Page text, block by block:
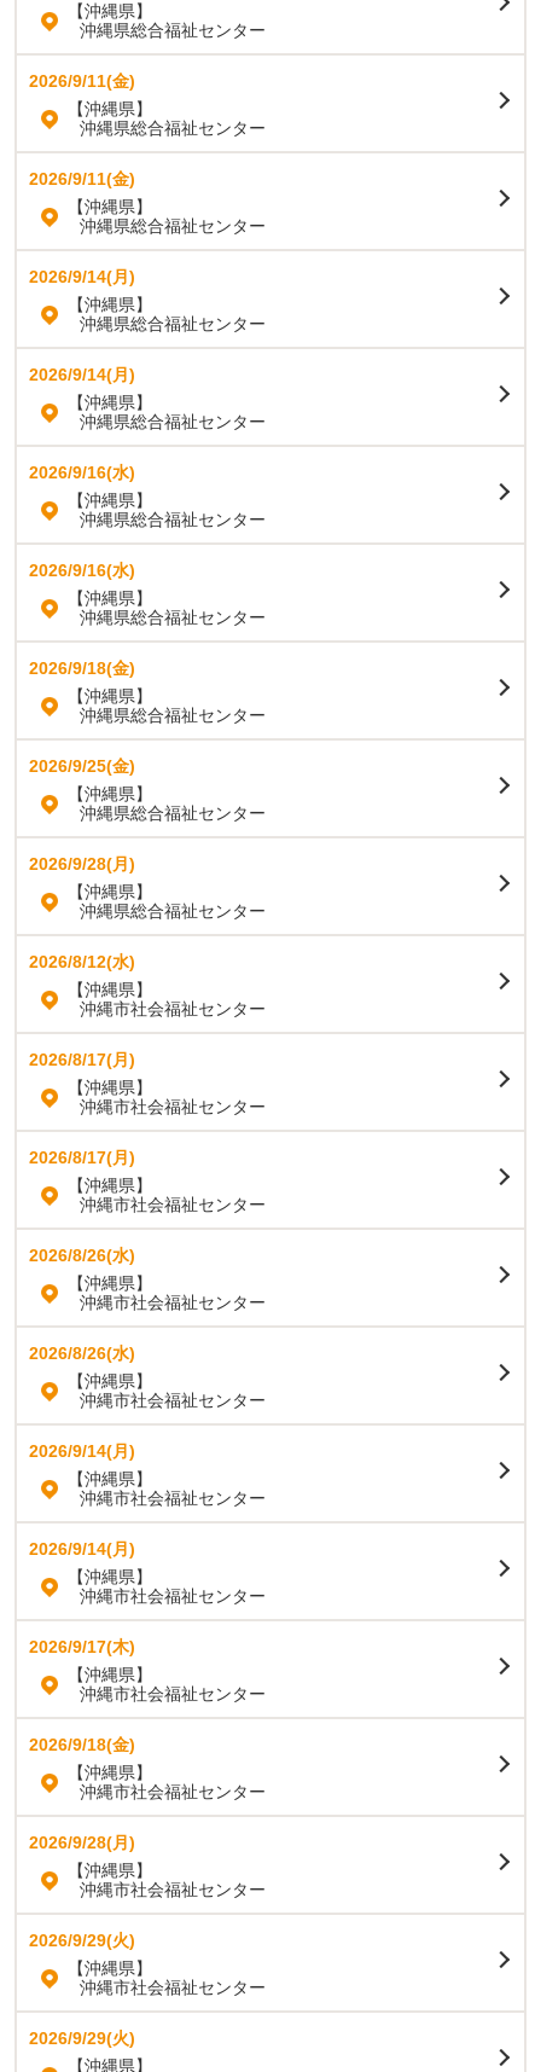
【沖縄県】
沖縄県総合福祉センター
2026/9/11(金)
【沖縄県】
沖縄県総合福祉センター
2026/9/11(金)
【沖縄県】
沖縄県総合福祉センター
2026/9/14(月)
【沖縄県】
沖縄県総合福祉センター
2026/9/14(月)
【沖縄県】
沖縄県総合福祉センター
2026/9/16(水)
【沖縄県】
沖縄県総合福祉センター
2026/9/16(水)
【沖縄県】
沖縄県総合福祉センター
2026/9/18(金)
【沖縄県】
沖縄県総合福祉センター
2026/9/25(金)
【沖縄県】
沖縄県総合福祉センター
2026/9/28(月)
【沖縄県】
沖縄県総合福祉センター
2026/8/12(水)
【沖縄県】
沖縄市社会福祉センター
2026/8/17(月)
【沖縄県】
沖縄市社会福祉センター
2026/8/17(月)
【沖縄県】
沖縄市社会福祉センター
2026/8/26(水)
【沖縄県】
沖縄市社会福祉センター
2026/8/26(水)
【沖縄県】
沖縄市社会福祉センター
2026/9/14(月)
【沖縄県】
沖縄市社会福祉センター
2026/9/14(月)
【沖縄県】
沖縄市社会福祉センター
2026/9/17(木)
【沖縄県】
沖縄市社会福祉センター
2026/9/18(金)
【沖縄県】
沖縄市社会福祉センター
2026/9/28(月)
【沖縄県】
沖縄市社会福祉センター
2026/9/29(火)
【沖縄県】
沖縄市社会福祉センター
2026/9/29(火)
【沖縄県】